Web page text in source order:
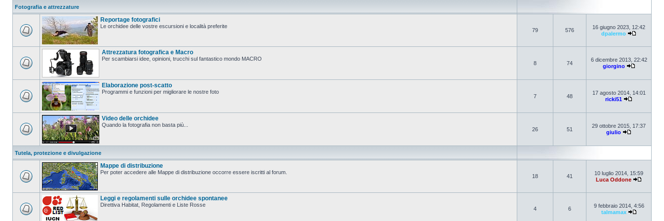
Fotografia e attrezzature
Reportage fotografici
Le orchidee delle vostre escursioni e località preferite
79 576
16 giugno 2023, 12:42
dpalermo
Attrezzatura fotografica e Macro
Per scambiarsi idee, opinioni, trucchi sul fantastico mondo MACRO
8 74
6 dicembre 2013, 22:42
giorgino
Elaborazione post-scatto
Programmi e funzioni per migliorare le nostre foto
7 48
17 agosto 2014, 14:01
ricki51
Video delle orchidee
Quando la fotografia non basta più...
26 51
29 ottobre 2015, 17:37
giulio
Tutela, protezione e divulgazione
Mappe di distribuzione
Per poter accedere alle Mappe di distribuzione occorre essere iscritti al forum.
18 41
10 luglio 2014, 15:59
Luca Oddone
Leggi e regolamenti sulle orchidee spontanee
Direttiva Habitat, Regolamenti e Liste Rosse
4 6
9 febbraio 2014, 4:56
talmamax